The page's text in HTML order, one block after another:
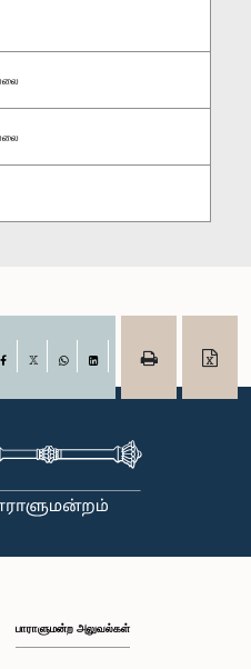
Facebook
பாராளுமன்ற அலுவல்கள்